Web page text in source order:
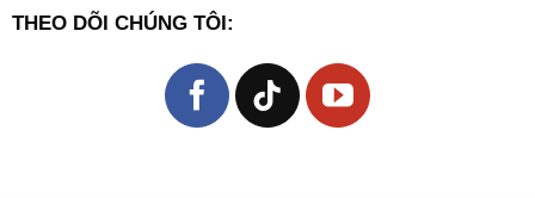
THEO DÕI CHÚNG TÔI: